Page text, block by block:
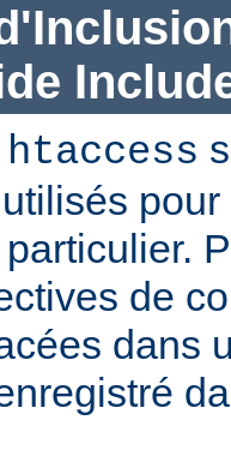
de
dans